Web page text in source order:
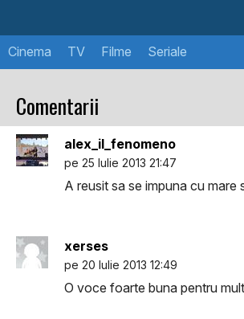
Cinema TV Filme Seriale
Comentarii
alex_il_fenomeno
pe 25 Iulie 2013 21:47
A reusit sa se impuna cu
xerses
pe 20 Iulie 2013 12:49
O voce foarte buna pentru